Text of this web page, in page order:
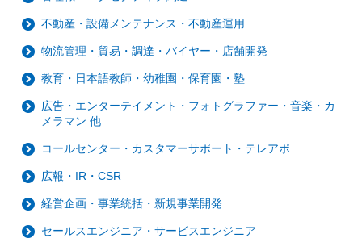
不動産・設備メンテナンス・不動産運用
物流管理・貿易・調達・バイヤー・店舗開発
教育・日本語教師・幼稚園・保育園・塾
広告・エンターテイメント・フォトグラファー・音楽・カ
メラマン 他
コールセンター・カスタマーサポート・テレアポ
広報・IR・CSR
経営企画・事業統括・新規事業開発
セールスエンジニア・サービスエンジニア